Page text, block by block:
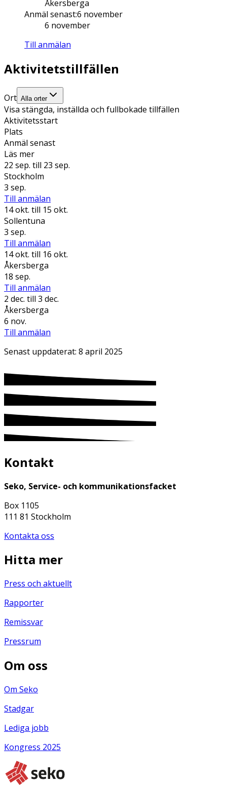
Åkersberga
Anmäl senast:6 november
6 november
Till anmälan
Aktivitetstillfällen
Ort Alla orter
Visa stängda, inställda och fullbokade tillfällen
Aktivitetsstart
Plats
Anmäl senast
Läs mer
22 sep. till 23 sep.
Stockholm
3 sep.
Till anmälan
14 okt. till 15 okt.
Sollentuna
3 sep.
Till anmälan
14 okt. till 16 okt.
Åkersberga
18 sep.
Till anmälan
2 dec. till 3 dec.
Åkersberga
6 nov.
Till anmälan
Senast uppdaterat: 8 april 2025
Kontakt
Seko, Service- och kommunikationsfacket
Box 1105
111 81 Stockholm
Kontakta oss
Hitta mer
Press och aktuellt
Rapporter
Remissvar
Pressrum
Om oss
Om Seko
Stadgar
Lediga jobb
Kongress 2025